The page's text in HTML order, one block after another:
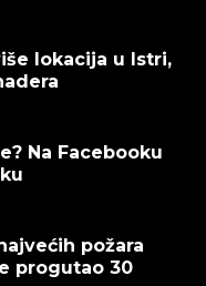
lokacija u Istri,
Na Facebooku
požara
progutao 30